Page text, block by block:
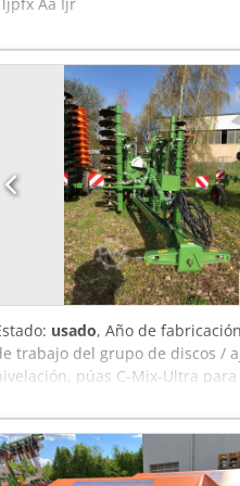
Aa Ijr
usado, Año de
trabajo del grupo de discos /
púas C-Mix-Ultra
con lanza hidráulica HD